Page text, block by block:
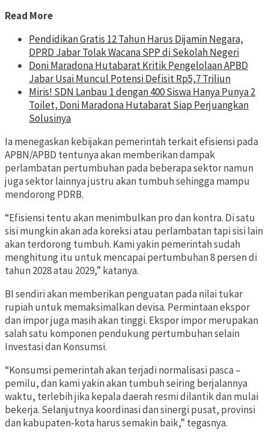
Read More
Pendidikan Gratis 12 Tahun Harus Dijamin Negara,
DPRD Jabar Tolak Wacana SPP di Sekolah Negeri
Doni Maradona Hutabarat Kritik Pengelolaan APBD
Jabar Usai Muncul Potensi Defisit Rp5,7 Triliun
Miris! SDN Lanbau 1 dengan 400 Siswa Hanya Punya 2
Toilet, Doni Maradona Hutabarat Siap Perjuangkan
Solusinya
Ia menegaskan kebijakan pemerintah terkait efisiensi pada
APBN/APBD tentunya akan memberikan dampak
perlambatan pertumbuhan pada beberapa sektor namun
juga sektor lainnya justru akan tumbuh sehingga mampu
mendorong PDRB.
“Efisiensi tentu akan menimbulkan pro dan kontra. Di satu
sisi mungkin akan ada koreksi atau perlambatan tapi sisi lain
akan terdorong tumbuh. Kami yakin pemerintah sudah
menghitung itu untuk mencapai pertumbuhan 8 persen di
tahun 2028 atau 2029,” katanya.
BI sendiri akan memberikan penguatan pada nilai tukar
rupiah untuk memaksimalkan devisa. Permintaan ekspor
dan impor juga masih akan tinggi. Ekspor impor merupakan
salah satu komponen pendukung pertumbuhan selain
Investasi dan Konsumsi.
“Konsumsi pemerintah akan terjadi normalisasi pasca –
pemilu, dan kami yakin akan tumbuh seiring berjalannya
waktu, terlebih jika kepala daerah resmi dilantik dan mulai
bekerja. Selanjutnya koordinasi dan sinergi pusat, provinsi
dan kabupaten-kota harus semakin baik,” tegasnya.